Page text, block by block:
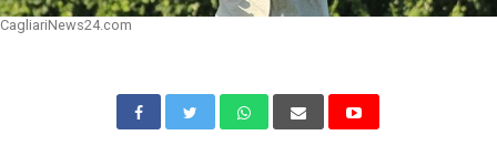
CagliariNews24.com